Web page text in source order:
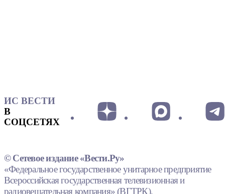
ИС ВЕСТИ
В
СОЦСЕТЯХ
© Сетевое издание «Вести.Ру»
«Федеральное государственное унитарное предприятие
Всероссийская государственная телевизионная и
радиовещательная компания» (ВГТРК).